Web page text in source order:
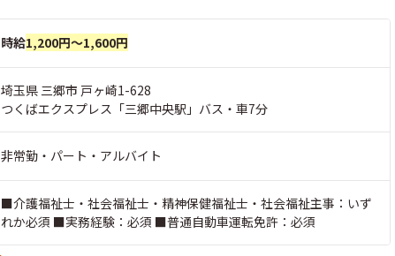
時給1,200円～1,600円
埼玉県 三郷市 戸ヶ崎1-628
つくばエクスプレス「三郷中央駅」バス・車7分
非常勤・パート・アルバイト
■介護福祉士・社会福祉士・精神保健福祉士・社会福祉主事：いず
れか必須 ■実務経験：必須 ■普通自動車運転免許：必須